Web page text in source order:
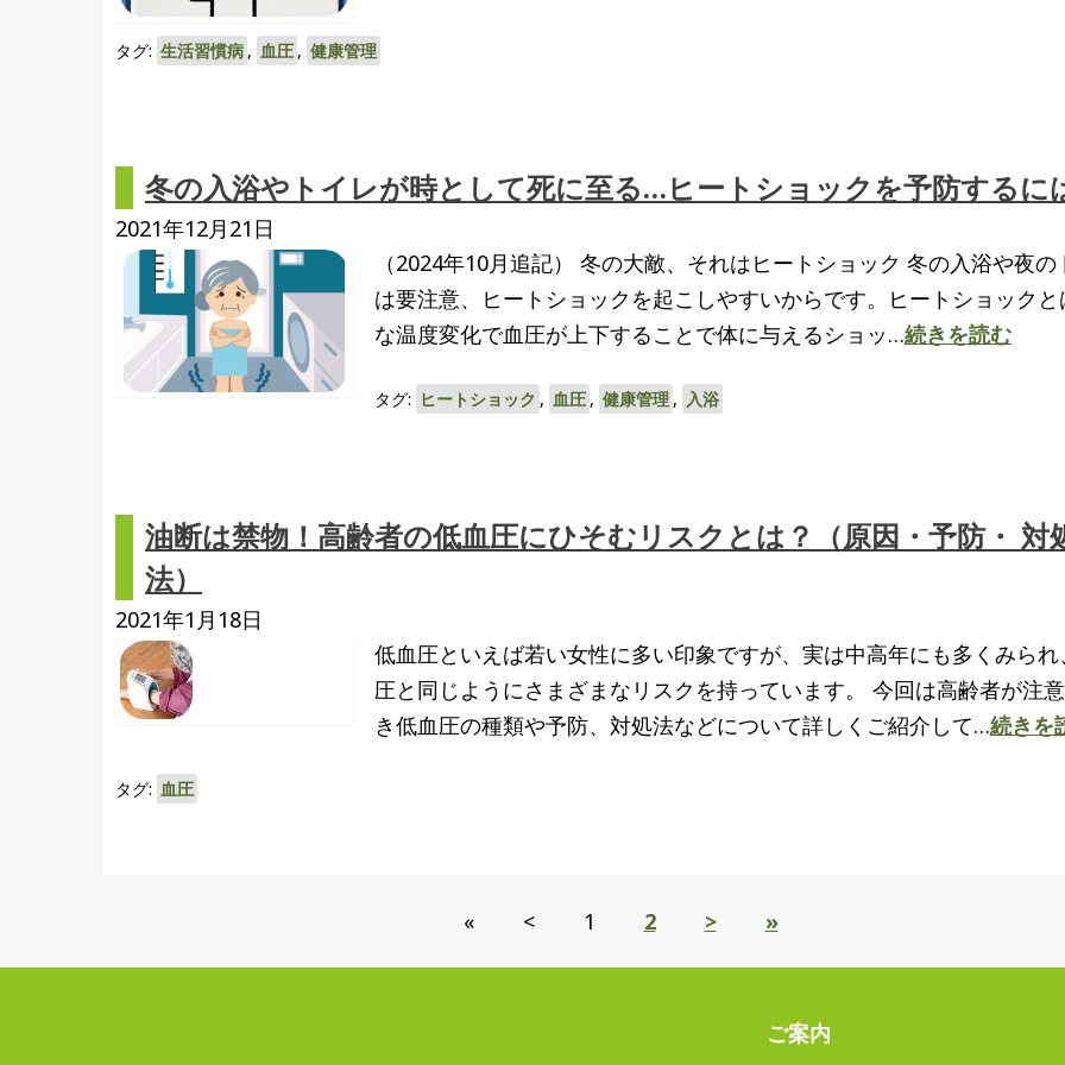
タグ: 生活習慣病 , 血圧 , 健康管理
冬の入浴やトイレが時として死に至る…ヒートショックを予防するに
2021年12月21日
（2024年10月追記） 冬の大敵、それはヒートショック 冬の入浴や夜の
は要注意、ヒートショックを起こしやすいからです。ヒートショックと
な温度変化で血圧が上下することで体に与えるショッ…続きを読む
タグ: ヒートショック , 血圧 , 健康管理 , 入浴
油断は禁物！高齢者の低血圧にひそむリスクとは？（原因・予防・ 対
法）
2021年1月18日
低血圧といえば若い女性に多い印象ですが、実は中高年にも多くみられ
圧と同じようにさまざまなリスクを持っています。 今回は高齢者が注
き低血圧の種類や予防、対処法などについて詳しくご紹介して…続きを
タグ: 血圧
« < 1 2 > »
ご案内